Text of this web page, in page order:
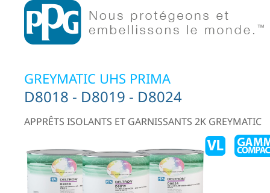
GREYMATIC UHS PRIMA
D8018 - D8019 - D8024
APPRÊTS ISOLANTS ET GARNISSANTS 2K GREYMATIC